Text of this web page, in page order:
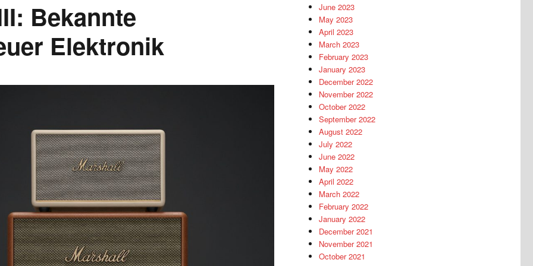
Bekannte
Elektronik
June 2023
May 2023
April 2023
March 2023
February 2023
January 2023
December 2022
November 2022
October 2022
September 2022
August 2022
July 2022
June 2022
May 2022
April 2022
March 2022
February 2022
January 2022
December 2021
November 2021
October 2021